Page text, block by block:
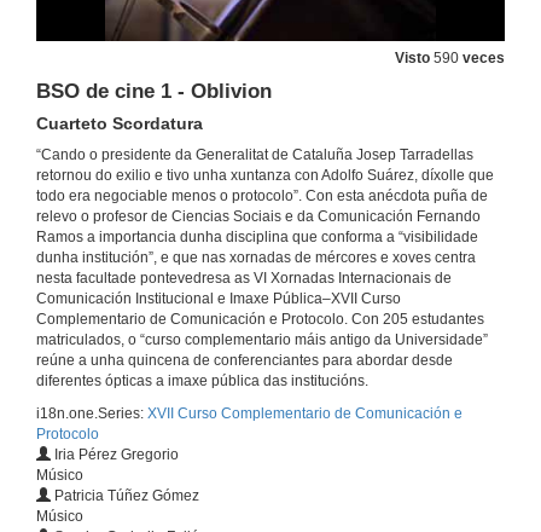
Visto 590 veces
BSO de cine 1 - Oblivion
Cuarteto Scordatura
“Cando o presidente da Generalitat de Cataluña Josep Tarradellas
retornou do exilio e tivo unha xuntanza con Adolfo Suárez, díxolle que
todo era negociable menos o protocolo”. Con esta anécdota puña de
relevo o profesor de Ciencias Sociais e da Comunicación Fernando
Ramos a importancia dunha disciplina que conforma a “visibilidade
dunha institución”, e que nas xornadas de mércores e xoves centra
nesta facultade pontevedresa as VI Xornadas Internacionais de
Comunicación Institucional e Imaxe Pública–XVII Curso
Complementario de Comunicación e Protocolo. Con 205 estudantes
matriculados, o “curso complementario máis antigo da Universidade”
reúne a unha quincena de conferenciantes para abordar desde
diferentes ópticas a imaxe pública das institucións.
i18n.one.Series: XVII Curso Complementario de Comunicación e
Protocolo
Iria Pérez Gregorio
Músico
Patricia Túñez Gómez
Músico
A presentación de cartas credenciais
Cerimonial e Protocolo na Corte española
O agasallo como elemento de comunicación cultural ao longo da historia
Da civilización chinesa ao noso tempo
19 de abr. de 2017
A ofrenda do antigo Reino de Galicia
19 de abr. de 2017
Entrega do título de fillo predilecto